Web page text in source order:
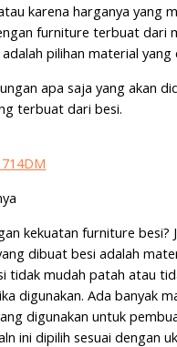
karena harganya yang
furniture terbuat dari
pilihan material yang
apa saja yang akan
terbuat dari besi.
kekuatan furniture besi?
dibuat besi adalah
tidak mudah patah atau
digunakan. Ada banyak
digunakan untuk
ini dipilih sesuai dengan